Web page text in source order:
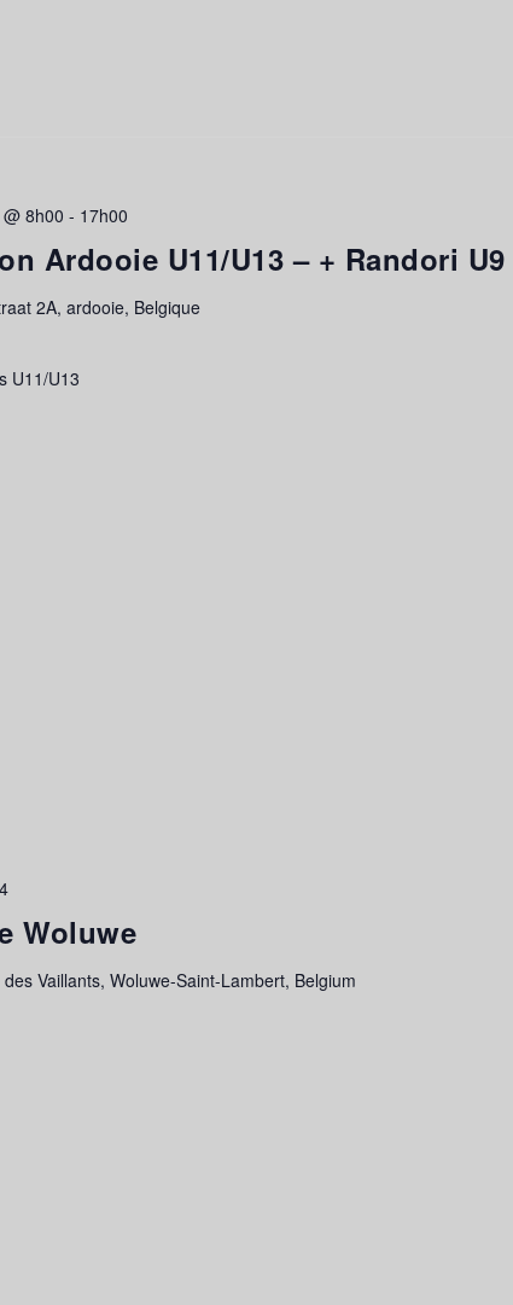
Ardooie U11/U13 – + Randori U9
8h00 - 17h00
2A, ardooie, Belgique
U11/U13
Woluwe
Vaillants, Woluwe-Saint-Lambert, Belgium